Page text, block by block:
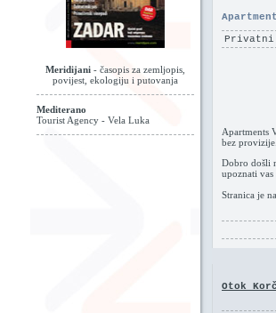
Meridijani - časopis za zemljopis,
povijest, ekologiju i putovanja
Mediterano
Tourist Agency - Vela Luka
Apartments
bez provizije.
Dobro došli
upoznati
Stranica je
Otok